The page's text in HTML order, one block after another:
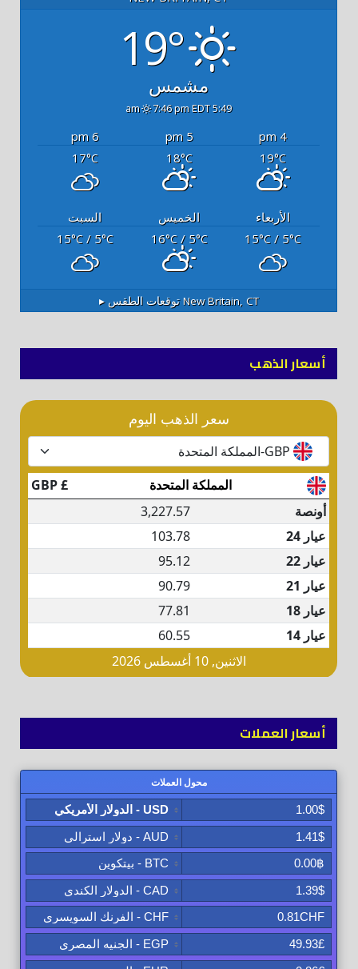
19°
مشمس
5:49 am
7:46 pm EDT
4 pm
5 pm
6 pm
19°C
18°C
17°C
الأربعاء الخميس
السبت
15°C / 5°C
16°C/ 5°C
15°C/ 5°C
New Britain, CTتوقعات الطقس ▸
أسعار الذهب
أسعار العملات